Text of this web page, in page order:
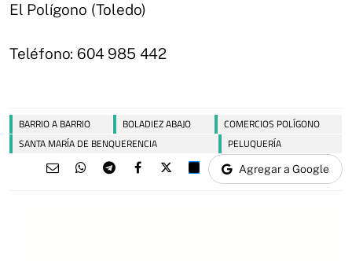
El Polígono (Toledo)
Teléfono: 604 985 442
BARRIO A BARRIO BOLADIEZ ABAJO
COMERCIOS POLÍGONO
SANTA MARÍA DE BENQUERENCIA
PELUQUERÍA
Agregar a Google